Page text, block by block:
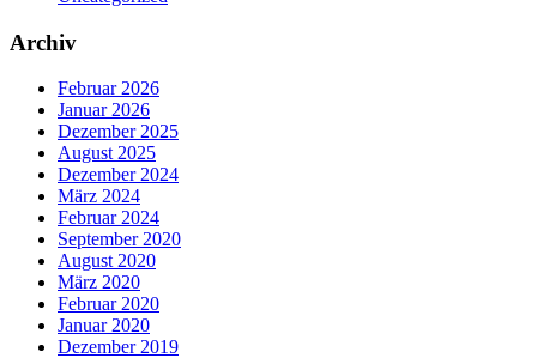
Archiv
Februar 2026
Januar 2026
Dezember 2025
August 2025
Dezember 2024
März 2024
Februar 2024
September 2020
August 2020
März 2020
Februar 2020
Januar 2020
Dezember 2019